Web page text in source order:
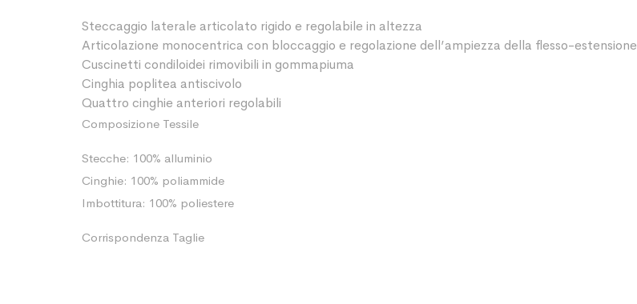
Steccaggio laterale articolato rigido e regolabile in altezza
Articolazione monocentrica con bloccaggio e regolazione dell’ampiezza della flesso-estensione
Cuscinetti condiloidei rimovibili in gommapiuma
Cinghia poplitea antiscivolo
Quattro cinghie anteriori regolabili
Composizione Tessile
Stecche: 100% alluminio
Cinghie: 100% poliammide
Imbottitura: 100% poliestere
Corrispondenza Taglie